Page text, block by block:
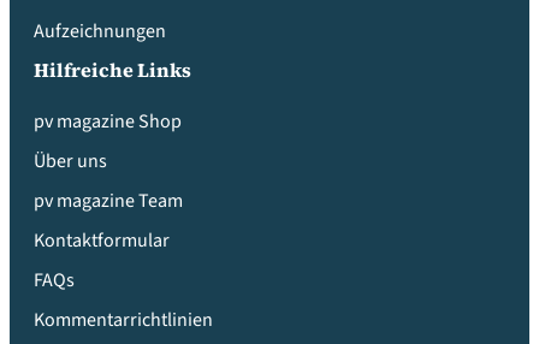
Aufzeichnungen
Hilfreiche Links
pv magazine Shop
Über uns
pv magazine Team
Kontaktformular
FAQs
Kommentarrichtlinien